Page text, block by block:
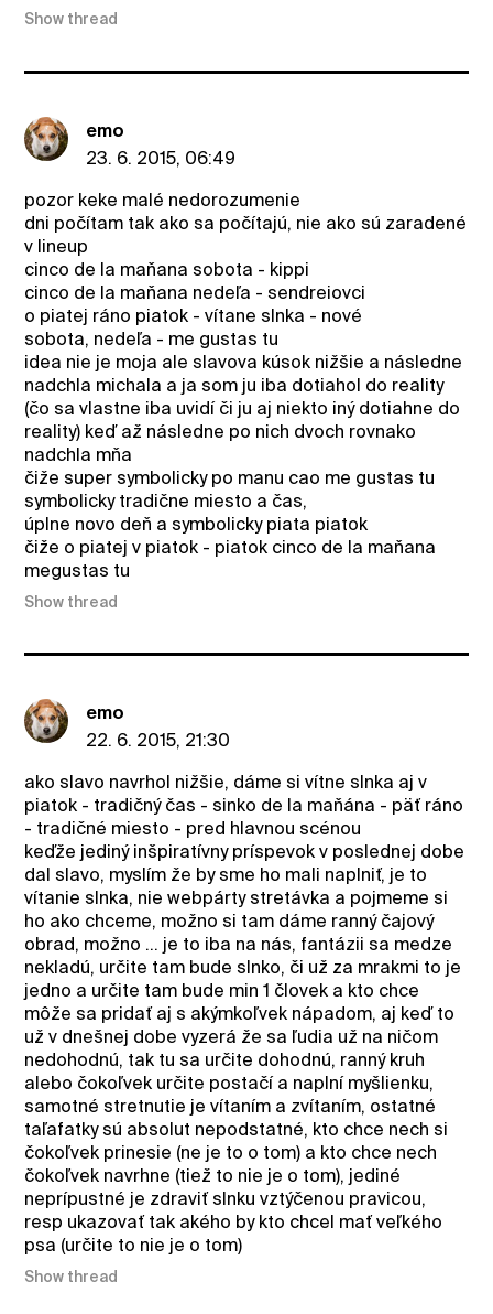
Show thread
emo
23. 6. 2015, 06:49
pozor keke malé nedorozumenie
dni počítam tak ako sa počítajú, nie ako sú zaradené
v lineup
cinco de la maňana sobota - kippi
cinco de la maňana nedeľa - sendreiovci
o piatej ráno piatok - vítane slnka - nové
sobota, nedeľa - me gustas tu
idea nie je moja ale slavova kúsok nižšie a následne
nadchla michala a ja som ju iba dotiahol do reality
(čo sa vlastne iba uvidí či ju aj niekto iný dotiahne do
reality) keď až následne po nich dvoch rovnako
nadchla mňa
čiže super symbolicky po manu cao me gustas tu
symbolicky tradične miesto a čas,
úplne novo deň a symbolicky piata piatok
čiže o piatej v piatok - piatok cinco de la maňana
megustas tu
Show thread
emo
22. 6. 2015, 21:30
ako slavo navrhol nižšie, dáme si vítne slnka aj v
piatok - tradičný čas - sinko de la maňána - päť ráno
- tradičné miesto - pred hlavnou scénou
keďže jediný inšpiratívny príspevok v poslednej dobe
dal slavo, myslím že by sme ho mali naplniť, je to
vítanie slnka, nie webpárty stretávka a pojmeme si
ho ako chceme, možno si tam dáme ranný čajový
obrad, možno ... je to iba na nás, fantázii sa medze
nekladú, určite tam bude slnko, či už za mrakmi to je
jedno a určite tam bude min 1 človek a kto chce
môže sa pridať aj s akýmkoľvek nápadom, aj keď to
už v dnešnej dobe vyzerá že sa ľudia už na ničom
nedohodnú, tak tu sa určite dohodnú, ranný kruh
alebo čokoľvek určite postačí a naplní myšlienku,
samotné stretnutie je vítaním a zvítaním, ostatné
taľafatky sú absolut nepodstatné, kto chce nech si
čokoľvek prinesie (ne je to o tom) a kto chce nech
čokoľvek navrhne (tiež to nie je o tom), jediné
neprípustné je zdraviť slnku vztýčenou pravicou,
resp ukazovať tak akého by kto chcel mať veľkého
psa (určite to nie je o tom)
Show thread